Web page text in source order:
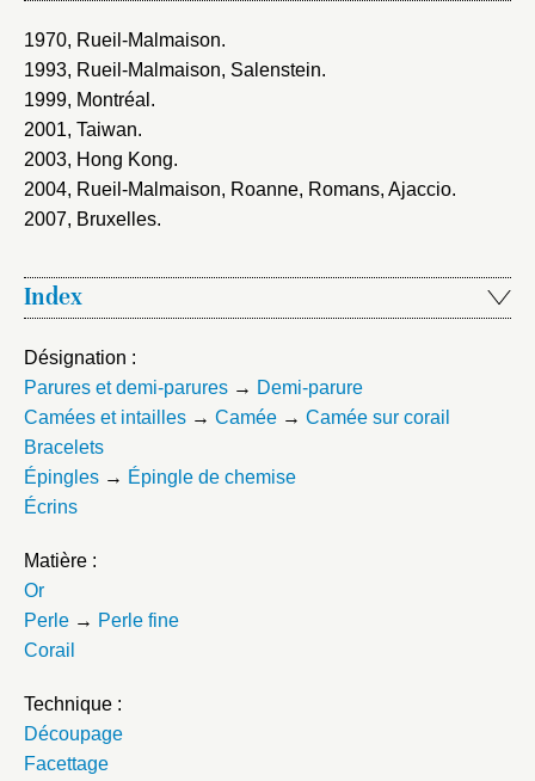
1970, Rueil-Malmaison.
1993, Rueil-Malmaison, Salenstein.
1999, Montréal .
2001, Taiwan.
2003, Hong Kong.
2004, Rueil-Malmaison, Roanne, Romans, Ajaccio.
2007, Bruxelles.
Index
Désignation :
Parures et demi-parures → Demi-parure
Camées et intailles → Camée → Camée sur corail
Bracelets
Épingles → Épingle de chemise
Écrins
Matière :
Or
Perle → Perle fine
Corail
Technique :
Découpage
Facettage